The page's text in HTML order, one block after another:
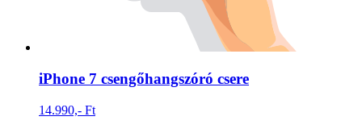
iPhone 7 csengőhangszóró csere
14.990,- Ft